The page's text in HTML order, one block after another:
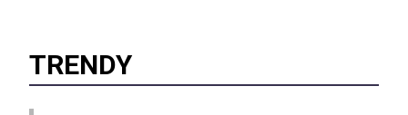
TRENDY